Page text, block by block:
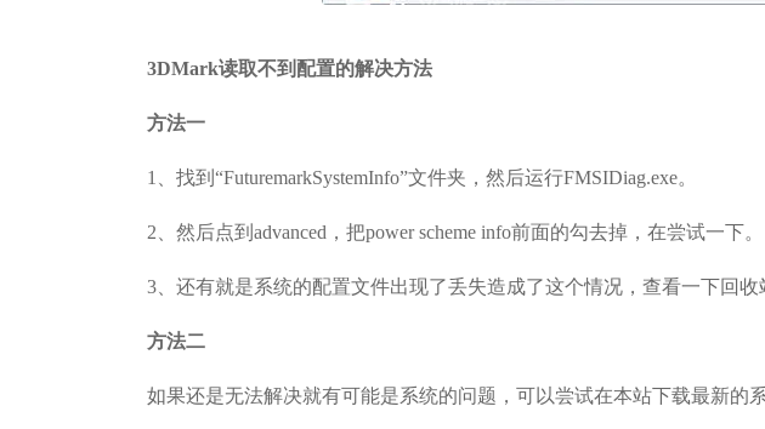
3DMark读取不到配置的解决方法
方法一
1、找到“FuturemarkSystemInfo”文件夹，然后运行FMSIDiag.exe。
2、然后点到advanced，把power scheme info前面的勾去掉，在尝试一下。
3、还有就是系统的配置文件出现了丢失造成了这个情况，查看一下回收
方法二
如果还是无法解决就有可能是系统的问题，可以尝试在本站下载最新的系